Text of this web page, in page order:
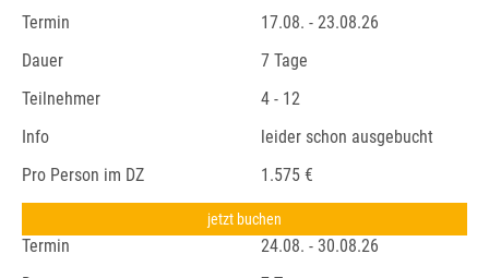
Termin
17.08. - 23.08.26
Dauer
7 Tage
Teilnehmer
4 - 12
Info
leider schon ausgebucht
Pro Person im DZ
1.575 €
jetzt buchen
Termin
24.08. - 30.08.26